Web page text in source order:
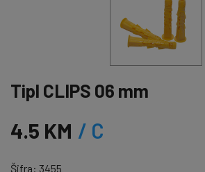
Tipl CLIPS 06 mm
4.5 KM / C
Šifra: 3455